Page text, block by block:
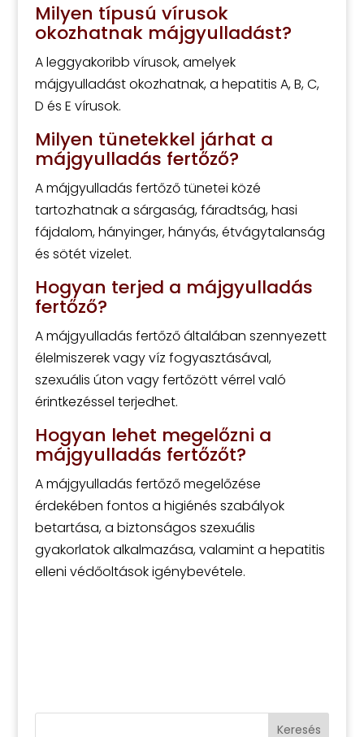
Milyen típusú vírusok
okozhatnak májgyulladást?
A leggyakoribb vírusok, amelyek
májgyulladást okozhatnak, a hepatitis A, B, C,
D és E vírusok.
Milyen tünetekkel járhat a
májgyulladás fertőző?
A májgyulladás fertőző tünetei közé
tartozhatnak a sárgaság, fáradtság, hasi
fájdalom, hányinger, hányás, étvágytalanság
és sötét vizelet.
Hogyan terjed a májgyulladás
fertőző?
A májgyulladás fertőző általában szennyezett
élelmiszerek vagy víz fogyasztásával,
szexuális úton vagy fertőzött vérrel való
érintkezéssel terjedhet.
Hogyan lehet megelőzni a
májgyulladás fertőzőt?
A májgyulladás fertőző megelőzése
érdekében fontos a higiénés szabályok
betartása, a biztonságos szexuális
gyakorlatok alkalmazása, valamint a hepatitis
elleni védőoltások igénybevétele.
Keresés